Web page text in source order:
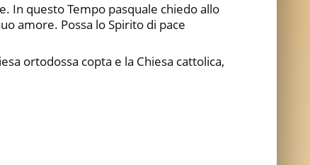
In questo Tempo pasquale chiedo allo
amore. Possa lo Spirito di pace
ortodossa copta e la Chiesa cattolica,